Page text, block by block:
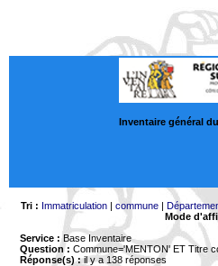
Inventaire général du
Tri : Immatriculation| commune|
Mode
Service : Base Inventaire
Question : Commune='MENTON' ET Titre
Réponse(s) :il y a 138 réponses